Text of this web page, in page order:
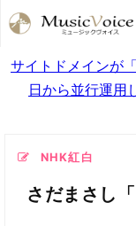
サイトドメインが
日から並行運用
NHK紅白
さだまさし